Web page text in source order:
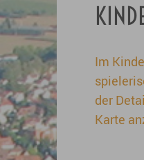
Im
der
Karte